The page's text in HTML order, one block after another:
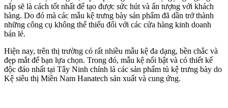
nắp sẽ là cách tốt nhất để tạo được sức hút và ấn tượng với khách
hàng. Do đó mà các mẫu kệ trưng bày sản phẩm đã dần trở thành
những công cụ không thể thiếu đối với các cửa hàng kinh doanh
bán lẻ.
Hiện nay, trên thị trường có rất nhiều mẫu kệ đa dạng, bền chắc và
đẹp mắt để bạn lựa chọn. Trong đó, mẫu kệ nổi bật và có thiết kế
độc đáo nhất tại Tây Ninh chính là các sản phẩm tủ kệ trưng bày do
Kệ siêu thị Miền Nam Hanatech sản xuất và cung ứng.